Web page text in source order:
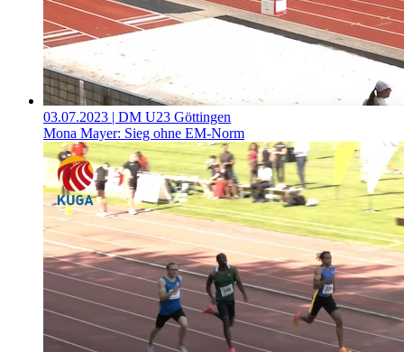
03.07.2023 | DM U23 Göttingen
Mona Mayer: Sieg ohne EM-Norm